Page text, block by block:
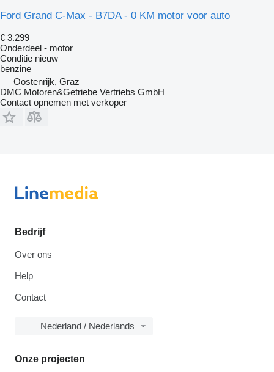
Ford Grand C-Max - B7DA - 0 KM motor voor auto
€ 3.299
Onderdeel - motor
Conditie nieuw
benzine
Oostenrijk, Graz
DMC Motoren&Getriebe Vertriebs GmbH
Contact opnemen met verkoper
Bedrijf
Over ons
Help
Contact
Nederland / Nederlands
Onze projecten